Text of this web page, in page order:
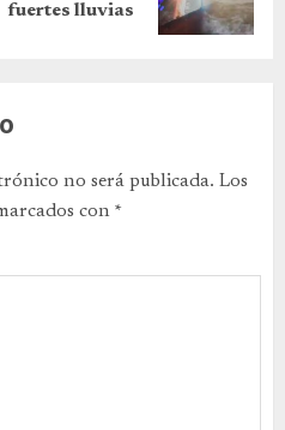
fuertes lluvias
no será publicada. Los
con *